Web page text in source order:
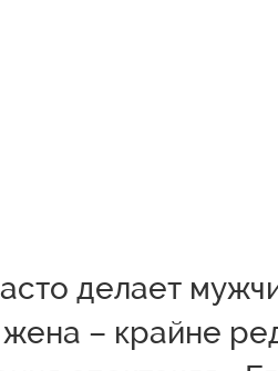
делает
жена – крайне